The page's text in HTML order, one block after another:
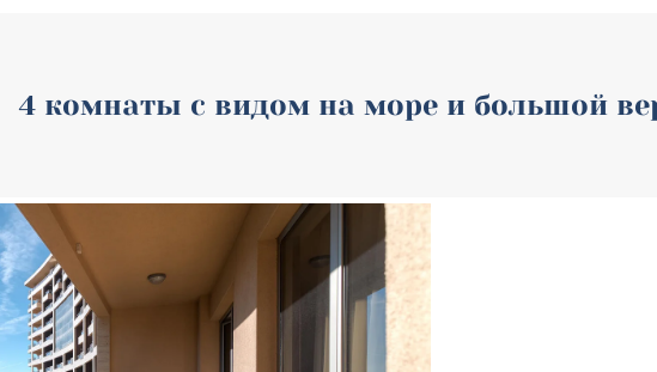
4 комнаты с видом на море и большой